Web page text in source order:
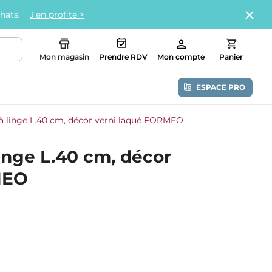
J'en profite >
Mon magasin Prendre RDV Mon compte Panier
ESPACE PRO
linge L.40 cm, décor verni laqué FORMEO
L.40 cm, décor